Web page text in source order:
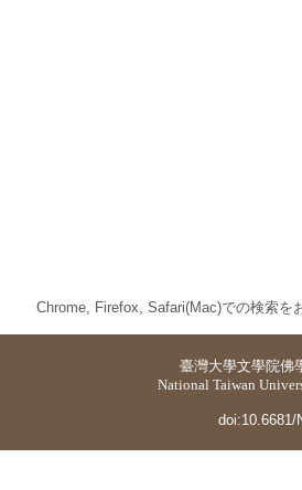
Chrome, Firefox, Safari(Mac)での検索を
臺灣大學文學院佛
National Taiwan
doi:10.6681/